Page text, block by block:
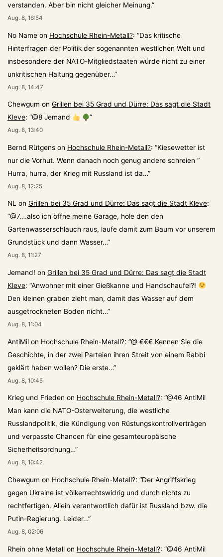
verstanden. Aber bin nicht gleicher Meinung.”
Aug. 8, 16:54
No Name on Hochschule Rhein-Metall?: “Das kritische
Hinterfragen der Politik der sogenannten westlichen Welt und
insbesondere der NATO-Mitgliedstaaten würde nicht zu einer
unkritischen Haltung gegenüber…”
Aug. 8, 14:47
Chewgum on Grillen bei 35 Grad und Dürre: Das sagt die Stadt
Kleve: “@8 Jemand ”
Aug. 8, 13:40
Bernd Rütgens on Hochschule Rhein-Metall?: “Kiesewetter ist
nur die Vorhut. Wenn danach noch genug andere schreien “
Hurra, hurra, der Krieg mit Russland ist da…”
Aug. 8, 12:25
NL on Grillen bei 35 Grad und Dürre: Das sagt die Stadt Kleve:
“@7….also ich öffne meine Garage, hole den den
Gartenwasserschlauch raus, laufe damit zum Baum vor unserem
Grundstück und dann Wasser…”
Aug. 8, 11:27
Jemand! on Grillen bei 35 Grad und Dürre: Das sagt die Stadt
Kleve: “Anwohner mit einer Gießkanne und Handschaufel?!
Den kleinen graben zieht man, damit das Wasser auf dem
ausgetrockneten Boden nicht…”
Aug. 8, 11:04
AntiMil on Hochschule Rhein-Metall?: “@ €€€ Kennen Sie die
Geschichte, in der zwei Parteien ihren Streit von einem Rabbi
geklärt haben wollen? Die erste…”
Aug. 8, 10:45
Krieg und Frieden on Hochschule Rhein-Metall?: “@46 AntiMil
Man kann die NATO-Osterweiterung, die westliche
Russlandpolitik, die Kündigung von Rüstungskontrollverträgen
und verpasste Chancen für eine gesamteuropäische
Sicherheitsordnung…”
Aug. 8, 10:42
Chewgum on Hochschule Rhein-Metall?: “Der Angriffskrieg
gegen Ukraine ist völkerrechtswidrig und durch nichts zu
rechtfertigen. Allein verantwortlich dafür ist Russland bzw. die
Putin-Regierung. Leider…”
Aug. 8, 02:06
Rhein ohne Metall on Hochschule Rhein-Metall?: “@46 AntiMil